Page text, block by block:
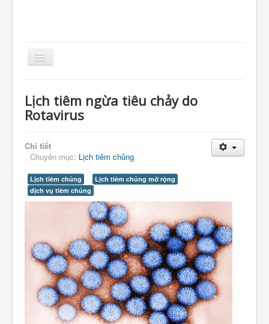
Toggle
Navigation
Giới Thiệu
Sản Phẩm
Thực Phẩm
Lịch tiêm ngừa tiêu chảy do
Rotavirus
Chi tiết
Chuyên mục: Lịch tiêm chủng
Lịch tiêm chủng
Lịch tiêm chủng mở rộng
dịch vụ tiêm chủng